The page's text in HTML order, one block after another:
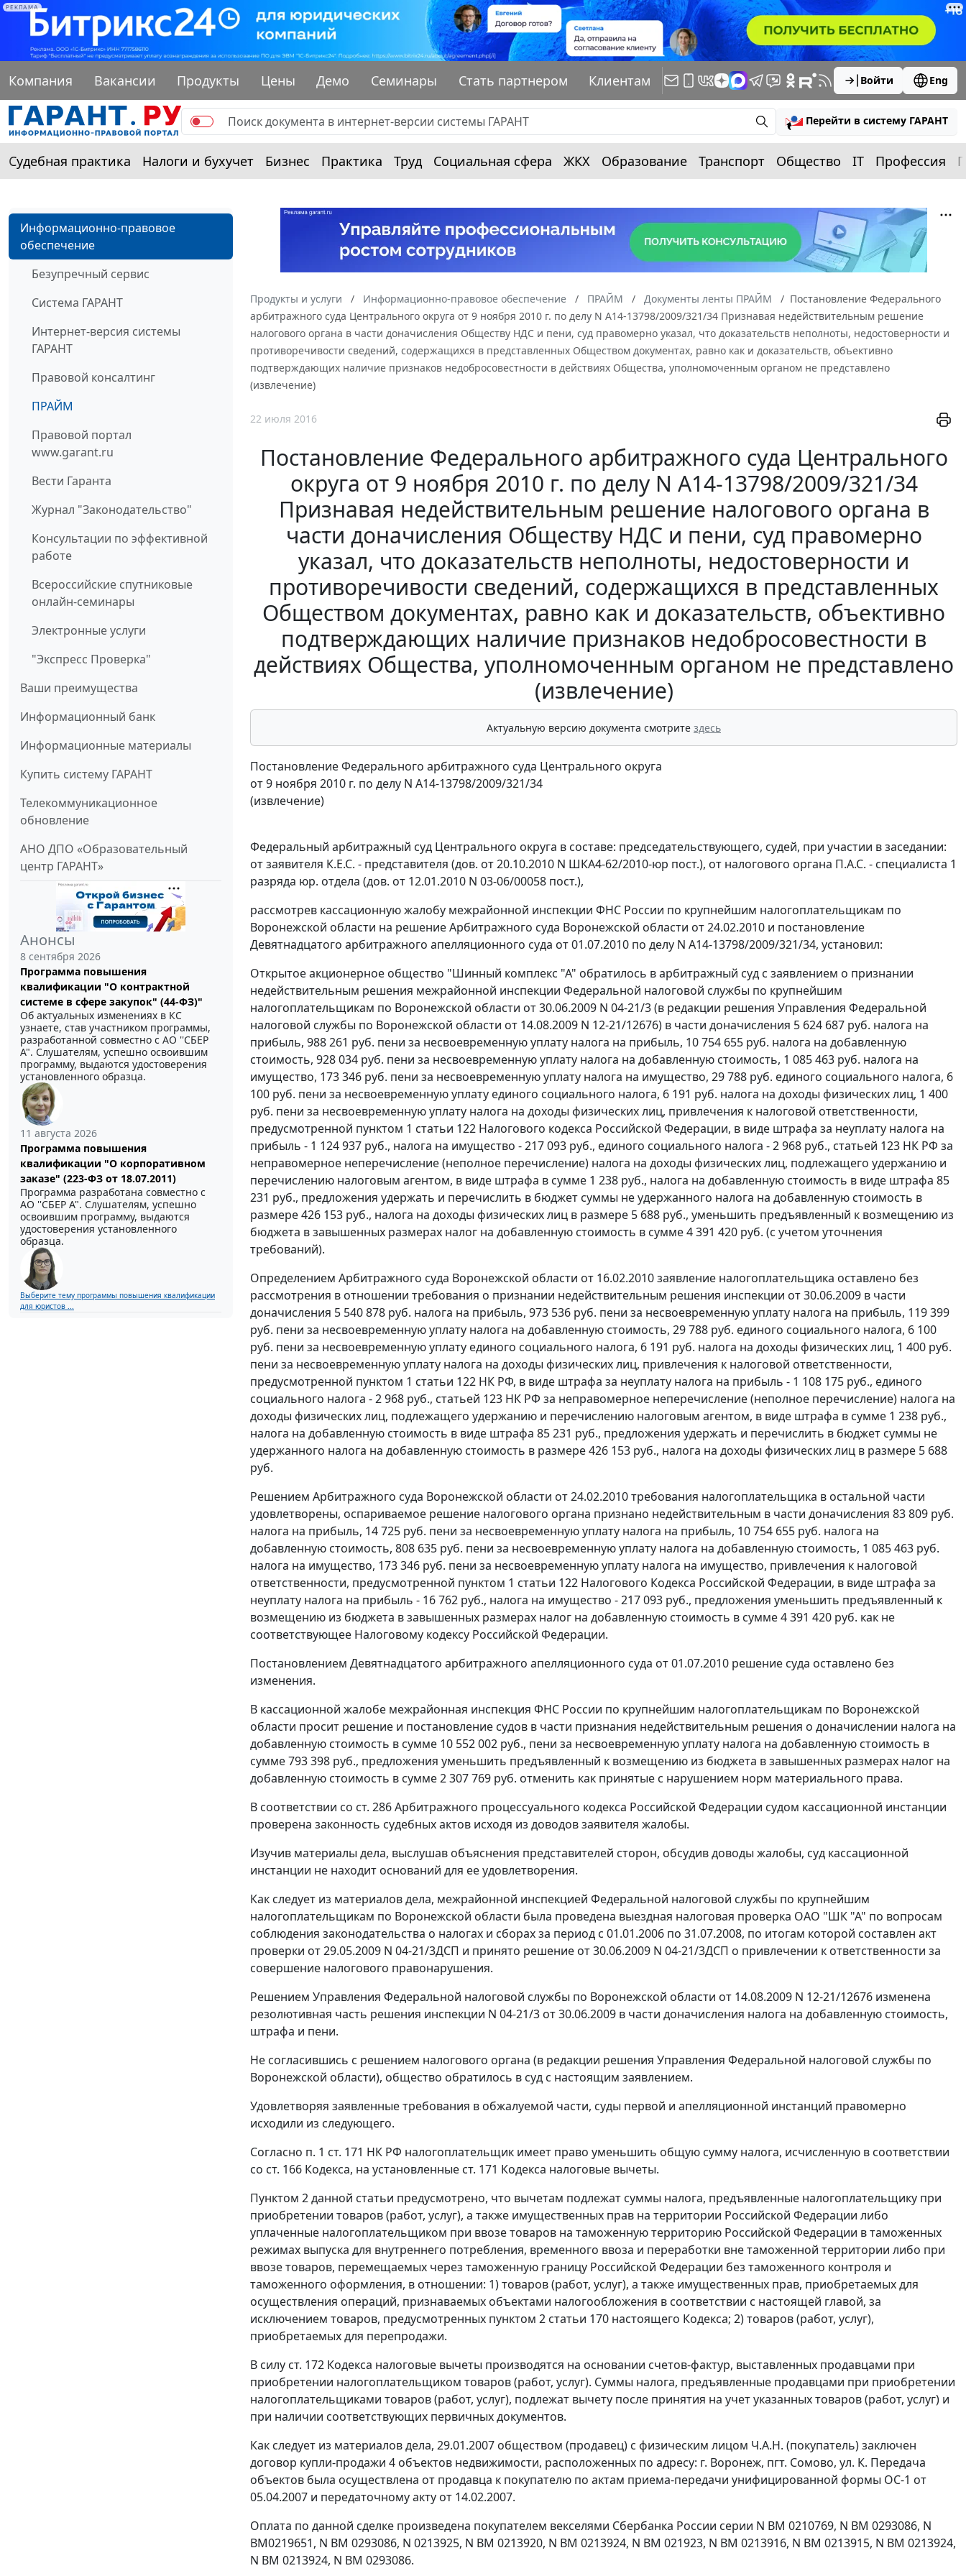
РЕКЛАМА
Компания Вакансии Продукты Цены Демо Семинары Стать партнером Клиентам Войти Eng
Перейти в систему ГАРАНТ
Судебная практика Налоги и бухучет Бизнес Практика Труд Социальная сфера ЖКХ Образование Транспорт Общество IT Профессия
Информационно-правовое
обеспечение
Безупречный сервис
Система ГАРАНТ
Интернет-версия системы
ГАРАНТ
Правовой консалтинг
ПРАЙМ
Правовой портал
www.garant.ru
Вести Гаранта
Журнал "Законодательство"
Консультации по эффективной
работе
Всероссийские спутниковые
онлайн-семинары
Электронные услуги
"Экспресс Проверка"
Ваши преимущества
Информационный банк
Информационные материалы
Купить систему ГАРАНТ
Телекоммуникационное
обновление
АНО ДПО «Образовательный
центр ГАРАНТ»
Анонсы
8 сентября 2026
Программа повышения
квалификации "О контрактной
системе в сфере закупок" (44-ФЗ)"
Об актуальных изменениях в КС
узнаете, став участником программы,
разработанной совместно с АО ''СБЕР
А". Слушателям, успешно освоившим
программу, выдаются удостоверения
установленного образца.
11 августа 2026
Программа повышения
квалификации "О корпоративном
заказе" (223-ФЗ от 18.07.2011)
Программа разработана совместно с
АО ''СБЕР А". Слушателям, успешно
освоившим программу, выдаются
удостоверения установленного
образца.
Выберите тему программы повышения квалификации
для юристов ...
Продукты и услуги Информационно-правовое обеспечение ПРАЙМ Документы ленты ПРАЙМ
Постановление Федерального
арбитражного суда Центрального округа от 9 ноября 2010 г. по делу N А14-13798/2009/321/34 Признавая недействительным решение
налогового органа в части доначисления Обществу НДС и пени, суд правомерно указал, что доказательств неполноты, недостоверности и
противоречивости сведений, содержащихся в представленных Обществом документах, равно как и доказательств, объективно
подтверждающих наличие признаков недобросовестности в действиях Общества, уполномоченным органом не представлено
(извлечение)
22 июля 2016
Постановление Федерального арбитражного суда Центрального
округа от 9 ноября 2010 г. по делу N А14-13798/2009/321/34
Признавая недействительным решение налогового органа в
части доначисления Обществу НДС и пени, суд правомерно
указал, что доказательств неполноты, недостоверности и
противоречивости сведений, содержащихся в представленных
Обществом документах, равно как и доказательств, объективно
подтверждающих наличие признаков недобросовестности в
действиях Общества, уполномоченным органом не представлено
(извлечение)
Актуальную версию документа смотрите здесь
Постановление Федерального арбитражного суда Центрального округа
от 9 ноября 2010 г. по делу N А14-13798/2009/321/34
(извлечение)
Федеральный арбитражный суд Центрального округа в составе: председательствующего, судей, при участии в заседании:
от заявителя К.Е.С. - представителя (дов. от 20.10.2010 N ШКА4-62/2010-юр пост.), от налогового органа П.А.С. - специалиста 1
разряда юр. отдела (дов. от 12.01.2010 N 03-06/00058 пост.),
рассмотрев кассационную жалобу межрайонной инспекции ФНС России по крупнейшим налогоплательщикам по
Воронежской области на решение Арбитражного суда Воронежской области от 24.02.2010 и постановление
Девятнадцатого арбитражного апелляционного суда от 01.07.2010 по делу N А14-13798/2009/321/34, установил:
Открытое акционерное общество "Шинный комплекс "А" обратилось в арбитражный суд с заявлением о признании
недействительным решения межрайонной инспекции Федеральной налоговой службы по крупнейшим
налогоплательщикам по Воронежской области от 30.06.2009 N 04-21/3 (в редакции решения Управления Федеральной
налоговой службы по Воронежской области от 14.08.2009 N 12-21/12676) в части доначисления 5 624 687 руб. налога на
прибыль, 988 261 руб. пени за несвоевременную уплату налога на прибыль, 10 754 655 руб. налога на добавленную
стоимость, 928 034 руб. пени за несвоевременную уплату налога на добавленную стоимость, 1 085 463 руб. налога на
имущество, 173 346 руб. пени за несвоевременную уплату налога на имущество, 29 788 руб. единого социального налога, 6
100 руб. пени за несвоевременную уплату единого социального налога, 6 191 руб. налога на доходы физических лиц, 1 400
руб. пени за несвоевременную уплату налога на доходы физических лиц, привлечения к налоговой ответственности,
предусмотренной пунктом 1 статьи 122 Налогового кодекса Российской Федерации, в виде штрафа за неуплату налога на
прибыль - 1 124 937 руб., налога на имущество - 217 093 руб., единого социального налога - 2 968 руб., статьей 123 НК РФ за
неправомерное неперечисление (неполное перечисление) налога на доходы физических лиц, подлежащего удержанию и
перечислению налоговым агентом, в виде штрафа в сумме 1 238 руб., налога на добавленную стоимость в виде штрафа 85
231 руб., предложения удержать и перечислить в бюджет суммы не удержанного налога на добавленную стоимость в
размере 426 153 руб., налога на доходы физических лиц в размере 5 688 руб., уменьшить предъявленный к возмещению из
бюджета в завышенных размерах налог на добавленную стоимость в сумме 4 391 420 руб. (с учетом уточнения
требований).
Определением Арбитражного суда Воронежской области от 16.02.2010 заявление налогоплательщика оставлено без
рассмотрения в отношении требования о признании недействительным решения инспекции от 30.06.2009 в части
доначисления 5 540 878 руб. налога на прибыль, 973 536 руб. пени за несвоевременную уплату налога на прибыль, 119 399
руб. пени за несвоевременную уплату налога на добавленную стоимость, 29 788 руб. единого социального налога, 6 100
руб. пени за несвоевременную уплату единого социального налога, 6 191 руб. налога на доходы физических лиц, 1 400 руб.
пени за несвоевременную уплату налога на доходы физических лиц, привлечения к налоговой ответственности,
предусмотренной пунктом 1 статьи 122 НК РФ, в виде штрафа за неуплату налога на прибыль - 1 108 175 руб., единого
социального налога - 2 968 руб., статьей 123 НК РФ за неправомерное неперечисление (неполное перечисление) налога на
доходы физических лиц, подлежащего удержанию и перечислению налоговым агентом, в виде штрафа в сумме 1 238 руб.,
налога на добавленную стоимость в виде штрафа 85 231 руб., предложения удержать и перечислить в бюджет суммы не
удержанного налога на добавленную стоимость в размере 426 153 руб., налога на доходы физических лиц в размере 5 688
руб.
Решением Арбитражного суда Воронежской области от 24.02.2010 требования налогоплательщика в остальной части
удовлетворены, оспариваемое решение налогового органа признано недействительным в части доначисления 83 809 руб.
налога на прибыль, 14 725 руб. пени за несвоевременную уплату налога на прибыль, 10 754 655 руб. налога на
добавленную стоимость, 808 635 руб. пени за несвоевременную уплату налога на добавленную стоимость, 1 085 463 руб.
налога на имущество, 173 346 руб. пени за несвоевременную уплату налога на имущество, привлечения к налоговой
ответственности, предусмотренной пунктом 1 статьи 122 Налогового Кодекса Российской Федерации, в виде штрафа за
неуплату налога на прибыль - 16 762 руб., налога на имущество - 217 093 руб., предложения уменьшить предъявленный к
возмещению из бюджета в завышенных размерах налог на добавленную стоимость в сумме 4 391 420 руб. как не
соответствующее Налоговому кодексу Российской Федерации.
Постановлением Девятнадцатого арбитражного апелляционного суда от 01.07.2010 решение суда оставлено без
изменения.
В кассационной жалобе межрайонная инспекция ФНС России по крупнейшим налогоплательщикам по Воронежской
области просит решение и постановление судов в части признания недействительным решения о доначислении налога на
добавленную стоимость в сумме 10 552 002 руб., пени за несвоевременную уплату налога на добавленную стоимость в
сумме 793 398 руб., предложения уменьшить предъявленный к возмещению из бюджета в завышенных размерах налог на
добавленную стоимость в сумме 2 307 769 руб. отменить как принятые с нарушением норм материального права.
В соответствии со ст. 286Арбитражного процессуального кодекса Российской Федерации судом кассационной инстанции
проверена законность судебных актов исходя из доводов заявителя жалобы.
Изучив материалы дела, выслушав объяснения представителей сторон, обсудив доводы жалобы, суд кассационной
инстанции не находит оснований для ее удовлетворения.
Как следует из материалов дела, межрайонной инспекцией Федеральной налоговой службы по крупнейшим
налогоплательщикам по Воронежской области была проведена выездная налоговая проверка ОАО "ШК "А" по вопросам
соблюдения законодательства о налогах и сборах за период с 01.01.2006 по 31.07.2008, по итогам которой составлен акт
проверки от 29.05.2009 N 04-21/3ДСП и принято решение от 30.06.2009 N 04-21/3ДСП о привлечении к ответственности за
совершение налогового правонарушения.
Решением Управления Федеральной налоговой службы по Воронежской области от 14.08.2009 N 12-21/12676 изменена
резолютивная часть решения инспекции N 04-21/3 от 30.06.2009 в части доначисления налога на добавленную стоимость,
штрафа и пени.
Не согласившись с решением налогового органа (в редакции решения Управления Федеральной налоговой службы по
Воронежской области), общество обратилось в суд с настоящим заявлением.
Удовлетворяя заявленные требования в обжалуемой части, суды первой и апелляционной инстанций правомерно
исходили из следующего.
Согласно п. 1 ст. 171 НК РФ налогоплательщик имеет право уменьшить общую сумму налога, исчисленную в соответствии
со ст. 166 Кодекса, на установленные ст. 171 Кодекса налоговые вычеты.
Пунктом 2данной статьи предусмотрено, что вычетам подлежат суммы налога, предъявленные налогоплательщику при
приобретении товаров (работ, услуг), а также имущественных прав на территории Российской Федерации либо
уплаченные налогоплательщиком при ввозе товаров на таможенную территорию Российской Федерации в таможенных
режимах выпуска для внутреннего потребления, временного ввоза и переработки вне таможенной территории либо при
ввозе товаров, перемещаемых через таможенную границу Российской Федерации без таможенного контроля и
таможенного оформления, в отношении: 1) товаров (работ, услуг), а также имущественных прав, приобретаемых для
осуществления операций, признаваемых объектами налогообложения в соответствии с настоящей главой, за
исключением товаров, предусмотренных пунктом 2 статьи 170 настоящего Кодекса; 2) товаров (работ, услуг),
приобретаемых для перепродажи.
В силу ст. 172 Кодекса налоговые вычеты производятся на основании счетов-фактур, выставленных продавцами при
приобретении налогоплательщиком товаров (работ, услуг). Суммы налога, предъявленные продавцами при приобретении
налогоплательщиками товаров (работ, услуг), подлежат вычету после принятия на учет указанных товаров (работ, услуг) и
при наличии соответствующих первичных документов.
Как следует из материалов дела, 29.01.2007 обществом (продавец) с физическим лицом Ч.А.Н. (покупатель) заключен
договор купли-продажи 4 объектов недвижимости, расположенных по адресу: г. Воронеж, пгт. Сомово, ул. К. Передача
объектов была осуществлена от продавца к покупателю по актам приема-передачи унифицированной формы ОС-1 от
05.04.2007 и передаточному акту от 14.02.2007.
Оплата по данной сделке произведена покупателем векселями Сбербанка России серии N ВМ 0210769, N ВМ 0293086, N
ВМ0219651, N ВМ 0293086, N 0213925, N ВМ 0213920, N ВМ 0213924, N ВМ 021923, N ВМ 0213916, N ВМ 0213915, N ВМ 0213924,
N ВМ 0213924, N ВМ 0293086.